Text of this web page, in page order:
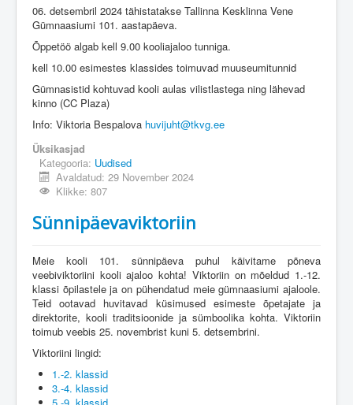
Dokumendid
Üldinfo
Login
06. detsembril 2024 tähistatakse Tallinna Kesklinna Vene
Gümnaasiumi 101. aastapäeva.
Õppetöö algab kell 9.00 kooliajaloo tunniga.
kell 10.00 esimestes klassides toimuvad muuseumitunnid
Gümnasistid kohtuvad kooli aulas vilistlastega ning lähevad
kinno (CC Plaza)
Info: Viktoria Bespalova huvijuht@tkvg.ee
Üksikasjad
Kategooria: Uudised
Avaldatud: 29 November 2024
Klikke: 807
Sünnipäevaviktoriin
Meie kooli 101. sünnipäeva puhul käivitame põneva
veebiviktoriini kooli ajaloo kohta! Viktoriin on mõeldud 1.-12.
klassi õpilastele ja on pühendatud meie gümnaasiumi ajaloole.
Teid ootavad huvitavad küsimused esimeste õpetajate ja
direktorite, kooli traditsioonide ja sümboolika kohta. Viktoriin
toimub veebis 25. novembrist kuni 5. detsembrini.
Viktoriini lingid:
1.-2. klassid
3.-4. klassid